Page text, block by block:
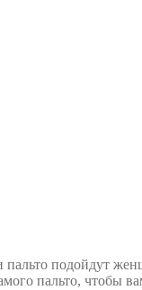
подойдут
пальто, чтобы